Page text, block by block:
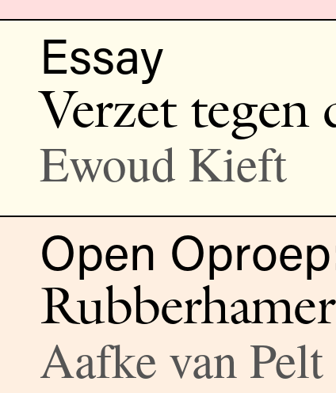
Essay
Verzet tegen
Ewoud Kieft
Open
Rubberhamer
Aafke van Pelt